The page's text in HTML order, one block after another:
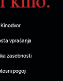
Kinodvor
vprašanja
zasebnosti
pogoji